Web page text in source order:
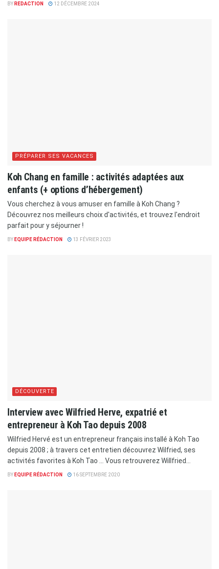
BY REDACTION 12 DÉCEMBRE 2024
PRÉPARER SES VACANCES
Koh Chang en famille : activités adaptées aux
enfants (+ options d’hébergement)
Vous cherchez à vous amuser en famille à Koh Chang ?
Découvrez nos meilleurs choix d'activités, et trouvez l'endroit
parfait pour y séjourner !
BY EQUIPE RÉDACTION 13 FÉVRIER 2023
DÉCOUVERTE
Interview avec Wilfried Herve, expatrié et
entrepreneur à Koh Tao depuis 2008
Wilfried Hervé est un entrepreneur français installé à Koh Tao
depuis 2008 ; à travers cet entretien découvrez Wilfried, ses
activités favorites à Koh Tao ... Vous retrouverez Willfried...
BY EQUIPE RÉDACTION 16 SEPTEMBRE 2020